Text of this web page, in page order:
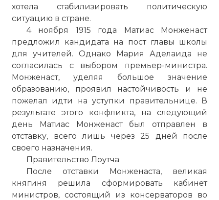
хотела стабилизировать политическую
ситуацию в стране.
4 ноября 1915 года Матиас Монженаст
предложил кандидата на пост главы школы
для учителей. Однако Мария Аделаида не
согласилась с выбором премьер-министра.
Монженаст, уделяя большое значение
образованию, проявил настойчивость и не
пожелал идти на уступки правительнице. В
результате этого конфликта, на следующий
день Матиас Монженаст был отправлен в
отставку, всего лишь через 25 дней после
своего назначения.
Правительство Лоутча
После отставки Монженаста, великая
княгиня решила сформировать кабинет
министров, состоящий из консерваторов во